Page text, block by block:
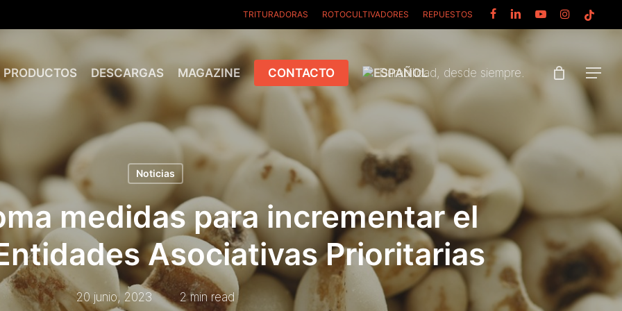
FACEBOOKLINKEDINYOUTUBEINSTAGRAM
TIKTOK
TRITURADORAS ROTOCULTIVADORES REPUESTOS
PRODUCTOS DESCARGAS MAGAZINE CONTACTO Durabilidad, desde siempre. Menu
Noticias
medidas para incrementar el
Asociativas Prioritarias
20 junio, 2023 2 min read